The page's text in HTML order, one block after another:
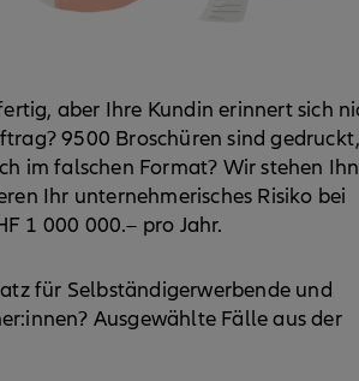
aber Ihre Kundin erinnert sich
9500 Broschüren sind
im falschen Format? Wir stehen
Ihr unternehmerisches Risiko bei
1 000 000.– pro Jahr.
für Selbständigerwerbende und
Ausgewählte Fälle aus der